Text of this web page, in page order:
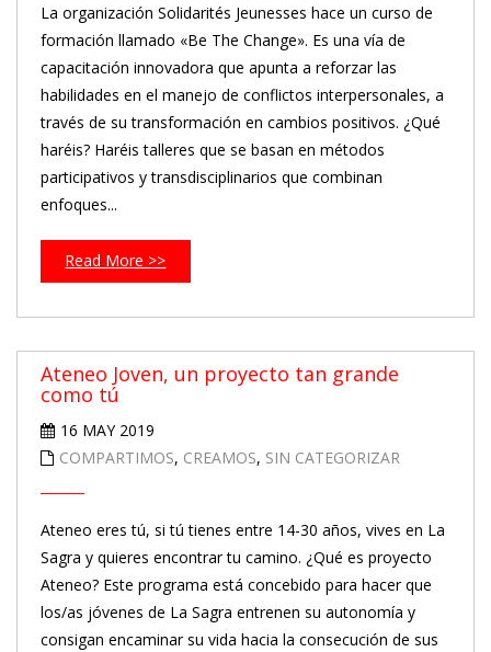
La organización Solidarités Jeunesses hace un curso de
formación llamado «Be The Change». Es una vía de
capacitación innovadora que apunta a reforzar las
habilidades en el manejo de conflictos interpersonales, a
través de su transformación en cambios positivos. ¿Qué
haréis? Haréis talleres que se basan en métodos
participativos y transdisciplinarios que combinan
enfoques...
Read More >>
Ateneo Joven, un proyecto tan grande
como tú
16 MAY 2019
COMPARTIMOS, CREAMOS, SIN CATEGORIZAR
Ateneo eres tú, si tú tienes entre 14-30 años, vives en La
Sagra y quieres encontrar tu camino. ¿Qué es proyecto
Ateneo? Este programa está concebido para hacer que
los/as jóvenes de La Sagra entrenen su autonomía y
consigan encaminar su vida hacia la consecución de sus